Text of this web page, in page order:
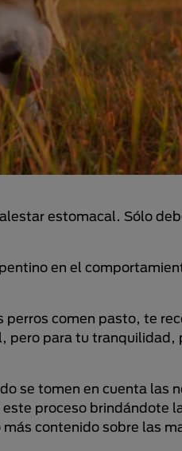
estomacal. Sólo
en el
comen pasto, te
pero para tu tranquilidad,
se tomen en cuenta las
proceso brindándote
contenido sobre las